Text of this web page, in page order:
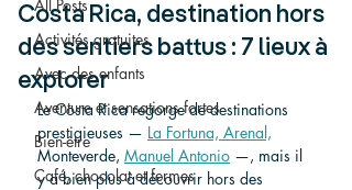
All Posts
Activités gratuites
Avec des enfants
Aventure et sensations fortes
Bien-être
Café, chocolat et fermes
Costa Rica, destination hors
des sentiers battus : 7 lieux à
explorer
Le Costa Rica regorge de destinations
prestigieuses — La Fortuna, Arenal,
Monteverde, Manuel Antonio —, mais il
y a bien plus à découvrir hors des